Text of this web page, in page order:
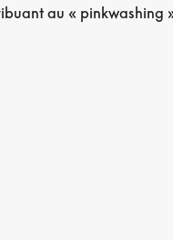
au « pinkwashing